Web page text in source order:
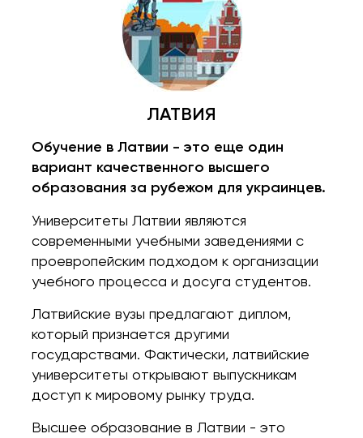
ЛАТВИЯ
Обучение в Латвии - это еще один
вариант качественного высшего
образования за рубежом для украинцев.
Университеты Латвии являются
современными учебными заведениями с
проевропейским подходом к организации
учебного процесса и досуга студентов.
Латвийские вузы предлагают диплом,
который признается другими
государствами. Фактически, латвийские
университеты открывают выпускникам
доступ к мировому рынку труда.
Высшее образование в Латвии - это